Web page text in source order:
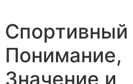
Спортивный
Понимание,
Значение и